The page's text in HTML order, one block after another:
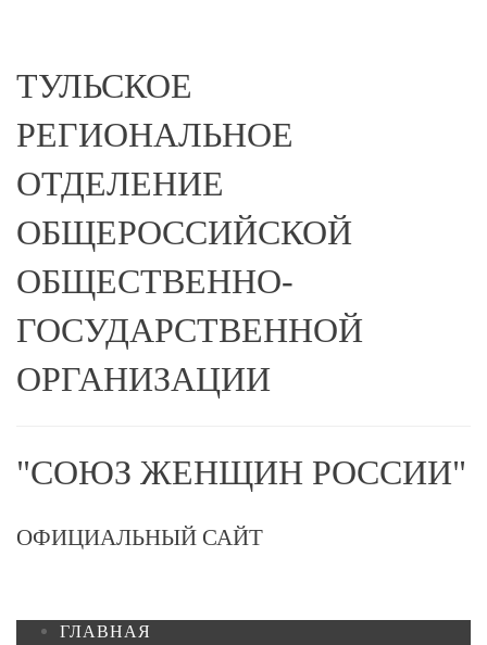
ТУЛЬСКОЕ
РЕГИОНАЛЬНОЕ
ОТДЕЛЕНИЕ
ОБЩЕРОССИЙСКОЙ
ОБЩЕСТВЕННО-
ГОСУДАРСТВЕННОЙ
ОРГАНИЗАЦИИ
"СОЮЗ ЖЕНЩИН РОССИИ"
ОФИЦИАЛЬНЫЙ САЙТ
ГЛАВНАЯ